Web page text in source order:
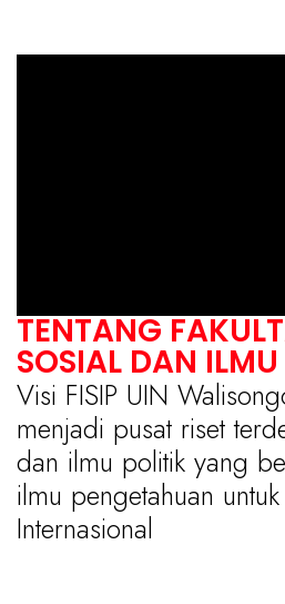
TENTANG
SOSIAL DAN
Visi FISIP UIN
menjadi pusat riset
dan ilmu politik yang
ilmu pengetahuan
Internasional